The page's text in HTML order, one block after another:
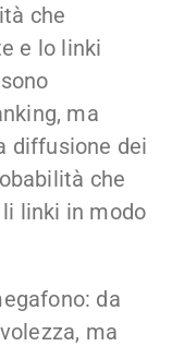
che
e lo linki
ma
diffusione dei
che
linki in modo
da
ma